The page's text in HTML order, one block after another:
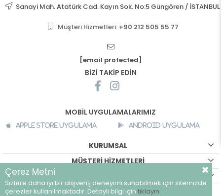
Sanayi Mah. Atatürk Cad. Kayın Sok. No:5 Güngören / İSTANBUL
Müşteri Hizmetleri: +90 212 505 55 77
[email protected]
BİZİ TAKİP EDİN
MOBİL UYGULAMALARIMIZ
Apple Store Uygulama Android Uygulama
KURUMSAL
MÜŞTERİ HİZMETLERİ
©breeze.com.tr - Tüm hakları saklıdır.
Çerez Metni
Sizlere daha iyi bir alışveriş deneyimi sunabilmek için sitemizde
çerezler kullanılmaktadır. Detaylı bilgi için tıklayın